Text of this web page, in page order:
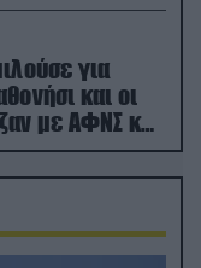
για
και οι
με ΑΦΝΣ και